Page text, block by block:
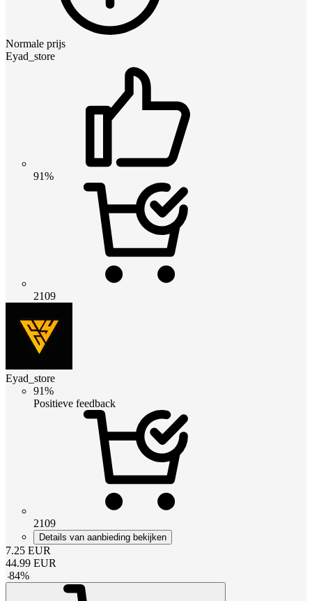
Normale prijs
Eyad_store
91%
2109
Eyad_store
91%
Positieve feedback
2109
Details van aanbieding bekijken
7.25 EUR
44.99 EUR
-84%